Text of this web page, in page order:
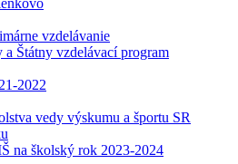
vzdelávanie
Štátny vzdelávací program
2022
vedy výskumu a športu SR
na školský rok 2023-2024